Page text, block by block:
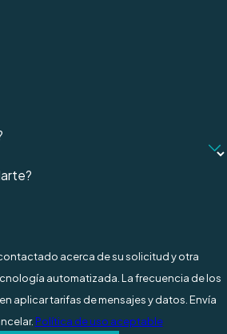
acerca de su solicitud y otra
automatizada. La frecuencia de los
aplicar tarifas de mensajes y datos. Envía
Política de uso aceptable